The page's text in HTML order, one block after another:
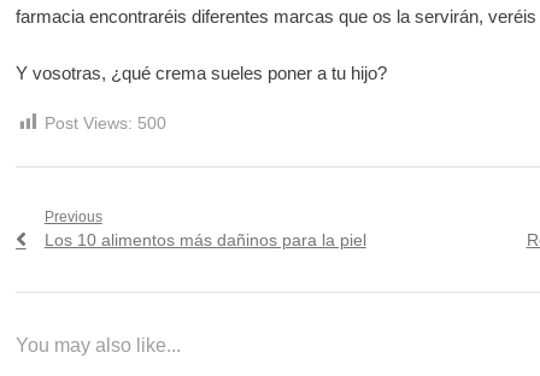
farmacia encontraréis diferentes marcas que os la servirán,
Y vosotras, ¿qué crema sueles poner a tu hijo?
Post Views: 500
Navegación
Previous
Previous
Los 10 alimentos más dañinos para la piel
You may also like...